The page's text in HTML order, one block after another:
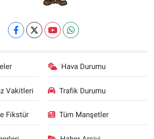
Hava Durumu
Vakitleri Trafik Durumu
Fikstür Tüm Manşetler